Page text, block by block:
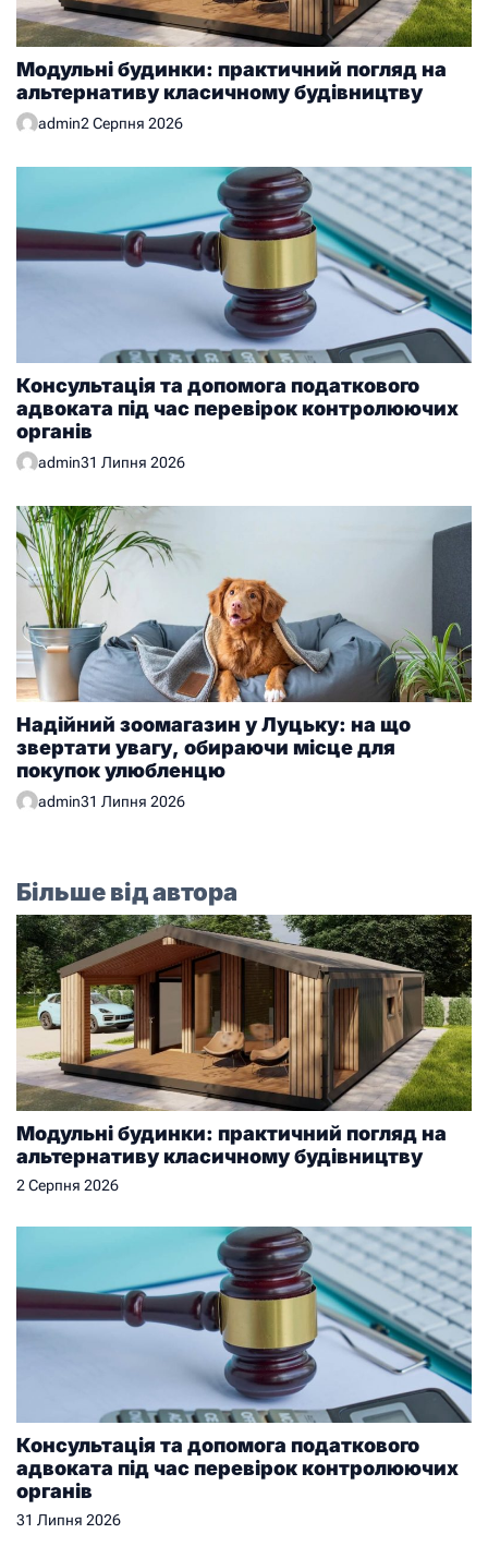
Модульні будинки: практичний погляд на
альтернативу класичному будівництву
admin2 Серпня 2026
Консультація та допомога податкового
адвоката під час перевірок контролюючих
органів
admin31 Липня 2026
Надійний зоомагазин у Луцьку: на що
звертати увагу, обираючи місце для
покупок улюбленцю
admin31 Липня 2026
Більше від автора
Модульні будинки: практичний погляд на
альтернативу класичному будівництву
2 Серпня 2026
Консультація та допомога податкового
адвоката під час перевірок контролюючих
органів
31 Липня 2026